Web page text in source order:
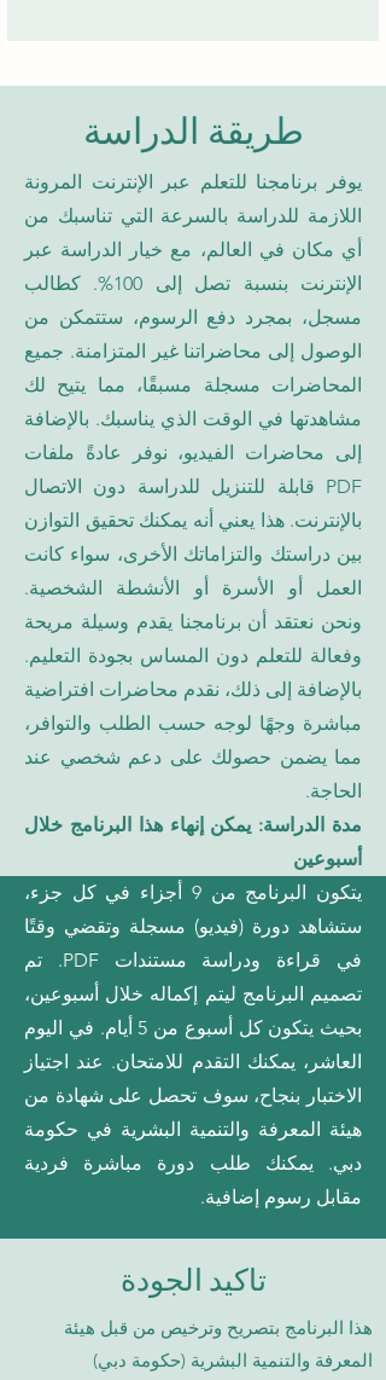
طريقة الدراسة
يوفر برنامجنا للتعلم عبر الإنترنت المرونة
اللازمة للدراسة بالسرعة التي تناسبك من
أي مكان في العالم، مع خيار الدراسة عبر
الإنترنت بنسبة تصل إلى 100%. كطالب
مسجل، بمجرد دفع الرسوم، ستتمكن من
الوصول إلى محاضراتنا غير المتزامنة. جميع
المحاضرات مسجلة مسبقًا، مما يتيح لك
مشاهدتها في الوقت الذي يناسبك. بالإضافة
إلى محاضرات الفيديو، نوفر عادةً ملفات
PDF قابلة للتنزيل للدراسة دون الاتصال
بالإنترنت. هذا يعني أنه يمكنك تحقيق التوازن
بين دراستك والتزاماتك الأخرى، سواء كانت
العمل أو الأسرة أو الأنشطة الشخصية.
ونحن نعتقد أن برنامجنا يقدم وسيلة مريحة
وفعالة للتعلم دون المساس بجودة التعليم.
بالإضافة إلى ذلك، نقدم محاضرات افتراضية
مباشرة وجهًا لوجه حسب الطلب والتوافر،
مما يضمن حصولك على دعم شخصي عند
الحاجة.
مدة الدراسة: يمكن إنهاء هذا البرنامج خلال
أسبوعين
يتكون البرنامج من 9 أجزاء في كل جزء،
ستشاهد دورة (فيديو) مسجلة وتقضي وقتًا
في قراءة ودراسة مستندات PDF. تم
تصميم البرنامج ليتم إكماله خلال أسبوعين،
بحيث يتكون كل أسبوع من 5 أيام. في اليوم
العاشر، يمكنك التقدم للامتحان. عند اجتياز
الاختبار بنجاح، سوف تحصل على شهادة من
هيئة المعرفة والتنمية البشرية في حكومة
دبي. يمكنك طلب دورة مباشرة فردية
مقابل رسوم إضافية.
تاكيد الجودة
هذا البرنامج بتصريح وترخيص من قبل هيئة
المعرفة والتنمية البشرية (حكومة دبي)